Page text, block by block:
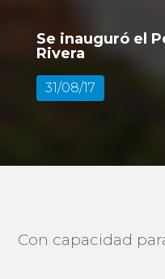
Se inauguró el
Rivera
31/08/17
Con capacidad